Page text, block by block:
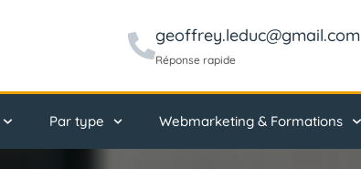
geoffrey.leduc@gmail.com
Réponse rapide
Par type Webmarketing & Formations